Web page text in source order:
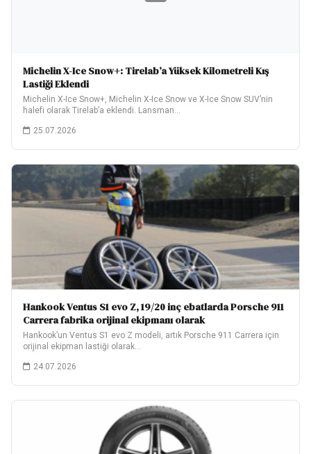
Michelin X-Ice Snow+: Tirelab’a Yüksek Kilometreli Kış
Lastiği Eklendi
Michelin X-Ice Snow+, Michelin X-Ice Snow ve X-Ice Snow SUV’nin
halefi olarak Tirelab’a eklendi. Lansman…
25.07.2026
Hankook Ventus S1 evo Z, 19/20 inç ebatlarda Porsche 911
Carrera fabrika orijinal ekipmanı olarak
Hankook’un Ventus S1 evo Z modeli, artık Porsche 911 Carrera için
orijinal ekipman lastiği olarak…
24.07.2026